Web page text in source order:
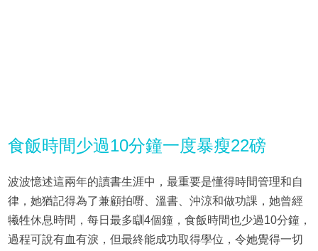
食飯時間少過10分鐘一度暴瘦22磅
波波憶述這兩年的讀書生涯中，最重要是懂得時間管理和自
律，她猶記得為了兼顧拍嘢、溫書、沖涼和做功課，她曾經
犧牲休息時間，每日最多瞓4個鐘，食飯時間也少過10分鐘，
過程可說有血有淚，但最終能成功取得學位，令她覺得一切